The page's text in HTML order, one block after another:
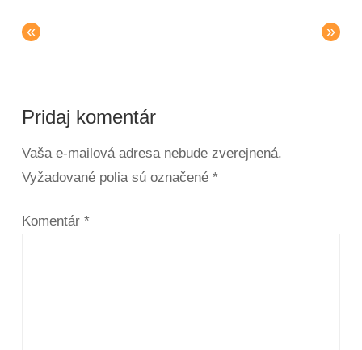
« »
Pridaj komentár
Vaša e-mailová adresa nebude zverejnená.
Vyžadované polia sú označené*
Komentár*